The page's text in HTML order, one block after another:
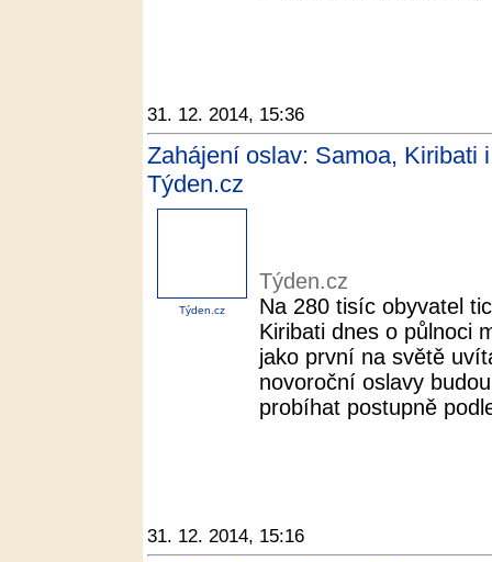
31. 12. 2014, 15:36
Zahájení oslav: Samoa, Kiribati
Týden.cz
Týden.cz
Týden.cz
Na 280 tisíc obyvatel
Kiribati dnes o půlnoci
jako první na světě
novoroční oslavy
probíhat postupně
31. 12. 2014, 15:16